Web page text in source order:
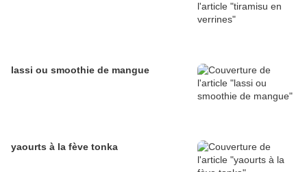
lassi ou smoothie de mangue
yaourts à la fève tonka